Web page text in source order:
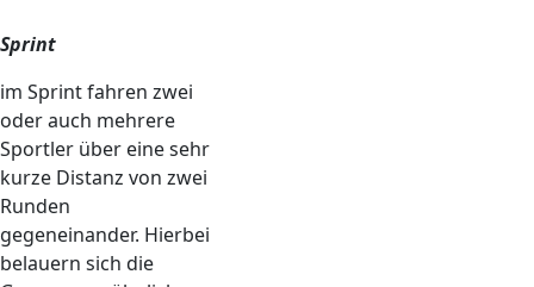
Sprint
im Sprint fahren zwei
oder auch mehrere
Sportler über eine sehr
kurze Distanz von zwei
Runden
gegeneinander. Hierbei
belauern sich die